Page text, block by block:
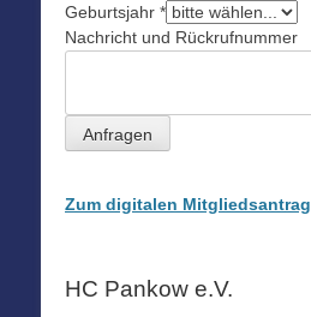
Geburtsjahr *
Nachricht und Rückrufnummer
Anfragen
Zum digitalen Mitgliedsantrag
HC Pankow e.V.